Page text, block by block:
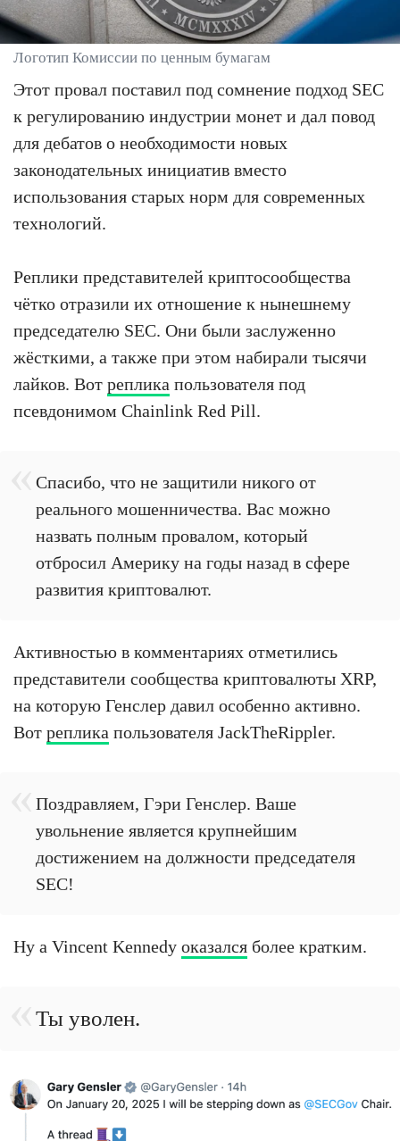
Логотип Комиссии по ценным бумагам
Этот провал поставил под сомнение подход SEC
к регулированию индустрии монет и дал повод
для дебатов о необходимости новых
законодательных инициатив вместо
использования старых норм для современных
технологий.
Реплики представителей криптосообщества
чётко отразили их отношение к нынешнему
председателю SEC. Они были заслуженно
жёсткими, а также при этом набирали тысячи
лайков. Вот реплика пользователя под
псевдонимом Chainlink Red Pill.
Спасибо, что не защитили никого от
реального мошенничества. Вас можно
назвать полным провалом, который
отбросил Америку на годы назад в сфере
развития криптовалют.
Активностью в комментариях отметились
представители сообщества криптовалюты XRP,
на которую Генслер давил особенно активно.
Вот реплика пользователя JackTheRippler.
Поздравляем, Гэри Генслер. Ваше
увольнение является крупнейшим
достижением на должности председателя
SEC!
Ну а Vincent Kennedy оказался более кратким.
Ты уволен.